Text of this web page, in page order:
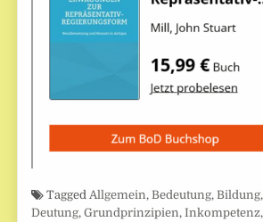
Tagged Allgemein, Bedeutung, Bildung,
Deutung,Grundprinzipien,Inkompetenz,